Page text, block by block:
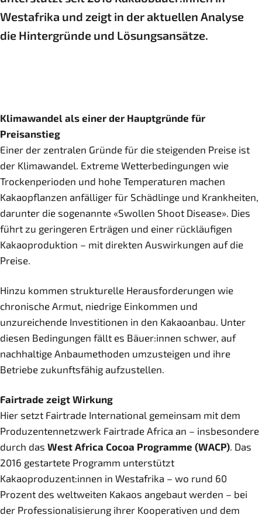
Westafrika und zeigt in der aktuellen Analyse
die Hintergründe und Lösungsansätze.
Klimawandel als einer der Hauptgründe für
Preisanstieg
Einer der zentralen Gründe für die steigenden Preise ist
der Klimawandel. Extreme Wetterbedingungen wie
Trockenperioden und hohe Temperaturen machen
Kakaopflanzen anfälliger für Schädlinge und Krankheiten,
darunter die sogenannte «Swollen Shoot Disease». Dies
führt zu geringeren Erträgen und einer rückläufigen
Kakaoproduktion – mit direkten Auswirkungen auf die
Preise.
Hinzu kommen strukturelle Herausforderungen wie
chronische Armut, niedrige Einkommen und
unzureichende Investitionen in den Kakaoanbau. Unter
diesen Bedingungen fällt es Bäuer:innen schwer, auf
nachhaltige Anbaumethoden umzusteigen und ihre
Betriebe zukunftsfähig aufzustellen.
Fairtrade zeigt Wirkung
Hier setzt Fairtrade International gemeinsam mit dem
Produzentennetzwerk Fairtrade Africa an – insbesondere
durch das West Africa Cocoa Programme (WACP). Das
2016 gestartete Programm unterstützt
Kakaoproduzent:innen in Westafrika – wo rund 60
Prozent des weltweiten Kakaos angebaut werden – bei
der Professionalisierung ihrer Kooperativen und dem